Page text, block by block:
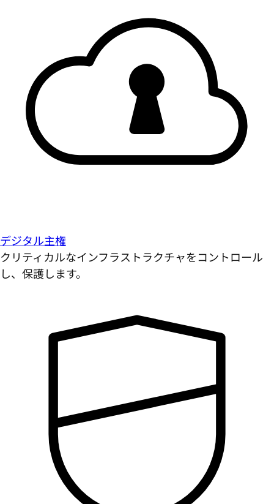
デジタル主権
クリティカルなインフラストラクチャをコントロール
し、保護します。